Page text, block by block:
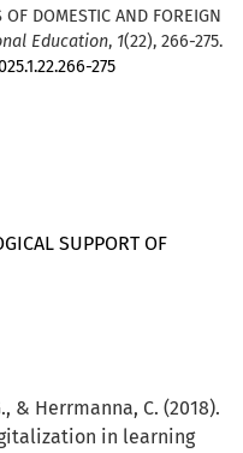
SUPPORT OF
DOMESTIC AND FOREIGN
Education, 1(22), 266-275.
275
& Herrmanna, C. (2018).
in learning